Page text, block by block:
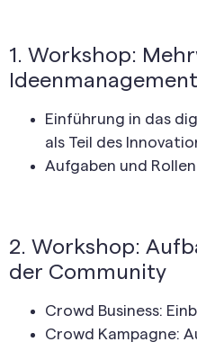
1. Workshop:
Einführung in das
als Teil des
Aufgaben und Rollen
2. Workshop:
der Community
Crowd Business:
Crowd Kampagne: